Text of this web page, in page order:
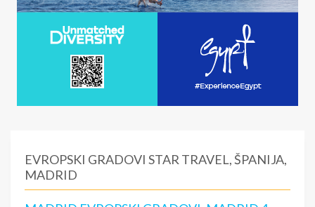
EVROPSKI GRADOVI STAR TRAVEL, ŠPANIJA,
MADRID